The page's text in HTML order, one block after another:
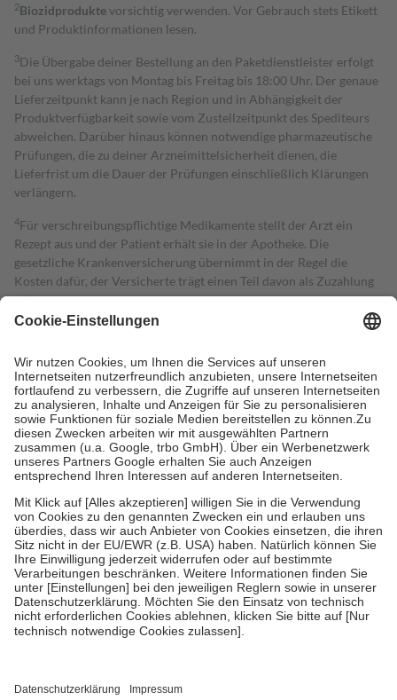
2Biozidproduktevorsichtig verwenden. Vor Gebrauch stets Etikett
und Produktinformationen lesen.
3Die Übergabe deiner Bestellung an den Paketdienstleister erfolgt
bei uns werktags von Montag bis Freitag bis 18:00 Uhr. Der genaue
Lieferzeitpunkt kann je nach Region und in Abhängigkeit der
Produktverfügbarkeit sowie vom Zustellzeitpunkt des Spediteurs
abweichen. Darüber hinaus können notwendige pharmazeutische
Prüfungen, die zu deiner Arzneimittelsicherheit dienen, die
Lieferfrist um die Dauer der Prüfungen einschließlich Klärungen
verlängern.
4Für verschreibungspflichtige Medikamente stellt der Arzt ein
Rezept aus und der Patient erhält sie in der Apotheke. Die
gesetzliche Krankenversicherung übernimmt in der Regel die
Kosten dafür, der Versicherte trägt einen Teil davon als Zuzahlung
mit.
Grundsätzlich leisten Mitglieder Zuzahlungen in Höhe von zehn
höchstens zehn Euro.
Es sind jedoch nie mehr als die tatsächlichen
Kosten der Leistung zu entrichten.
Diese Regeln gelten grundsätzlich auch für Online-Apotheken.
Bei Heilmitteln und häuslicher Krankenpflege beträgt die
Zuzahlung zehn Prozent der Kosten sowie zehn Euro je
Verordnung.
Um das Engagement der Versicherten für ihre eigene Gesundheit zu
stärken und die besondere Stellung der Familie zu unterstützen,
fallenkeine Zuzahlungenan bei:
• Kindern und Jugendlichen bis zum vollendeten 18. Lebensjahr
mit Ausnahme der Fahrkosten
• Untersuchungen zur Vorsorge und Früherkennung, die von der
GKV getragen werden
• empfohlenen Schutzimpfungen
• Harn- und Blutteststreifen
getroffen, um sicherzustellen, dass es sich um echte Bewertungen